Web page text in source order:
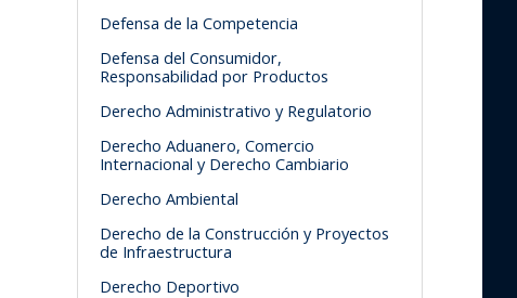
Defensa de la Competencia
Defensa del Consumidor,
Responsabilidad por Productos
Derecho Administrativo y Regulatorio
Derecho Aduanero, Comercio
Internacional y Derecho Cambiario
Derecho Ambiental
Derecho de la Construcción y Proyectos
de Infraestructura
Derecho Deportivo